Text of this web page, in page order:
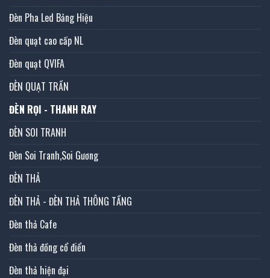
Đèn Pha Led Bảng Hiệu
Đèn quạt cao cấp NL
Đèn quạt QVIFA
ĐÈN QUẠT TRẦN
ĐÈN RỌI - THANH RAY
ĐÈN SOI TRANH
Đèn Soi Tranh,Soi Gương
ĐÈN THẢ
ĐÈN THẢ - ĐÈN THẢ THÔNG TẦNG
Đèn thả Cafe
Đèn thả đồng cổ điển
Đèn thả hiện đại